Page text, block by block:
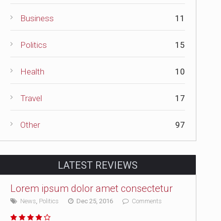
Business 11
Politics 15
Health 10
Travel 17
Other 97
LATEST REVIEWS
Lorem ipsum dolor amet consectetur
News, Politics Dec 25, 2016 Comments